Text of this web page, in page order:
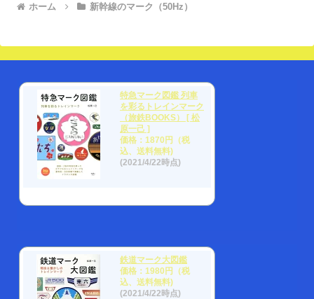
ホーム 新幹線のマーク（50Hz）
特急マーク図鑑 列車
を彩るトレインマーク
（旅鉄BOOKS） [ 松
原一己 ]
価格：1870円（税
込、送料無料)
(2021/4/22時点)
鉄道マーク大図鑑
価格：1980円（税
込、送料無料)
(2021/4/22時点)